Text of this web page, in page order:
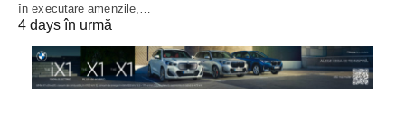
în executare amenzile,…
4 days în urmă